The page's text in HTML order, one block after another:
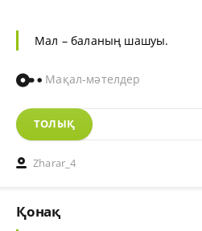
Мал – баланың шашуы.
Мақал-мәтелдер
ТОЛЫҚ
Zharar_4
Қонақ